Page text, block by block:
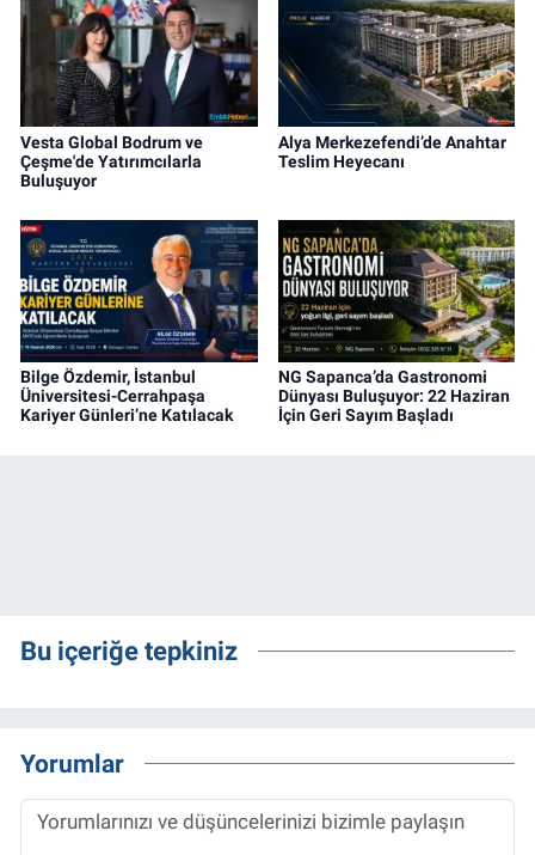
Vesta Global Bodrum ve
Çeşme'de Yatırımcılarla
Buluşuyor
Alya Merkezefendi’de Anahtar
Teslim Heyecanı
Bilge Özdemir, İstanbul
Üniversitesi-Cerrahpaşa
Kariyer Günleri’ne Katılacak
NG Sapanca’da Gastronomi
Dünyası Buluşuyor: 22 Haziran
İçin Geri Sayım Başladı
Bu içeriğe tepkiniz
Yorumlar